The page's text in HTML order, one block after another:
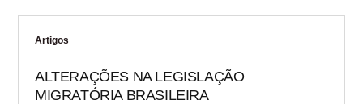
Artigos
ALTERAÇÕES NA LEGISLAÇÃO
MIGRATÓRIA BRASILEIRA